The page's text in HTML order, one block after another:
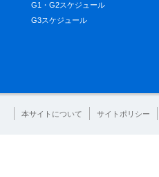
G1・G2スケジュール
G3スケジュール
本サイトについて サイトポリシー